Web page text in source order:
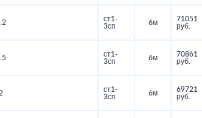
ст1-
3сп
6м
71051
руб.
ст1-
3сп
6м
70861
руб.
ст1-
3сп
6м
69721
руб.